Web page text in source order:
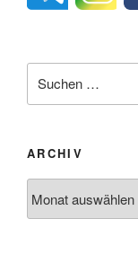
nach:
ARCHIV